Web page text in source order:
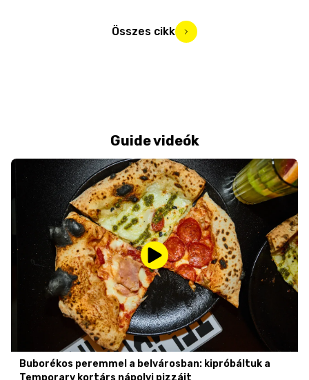
Összes cikk
Guide videók
Buborékos peremmel a belvárosban: kipróbáltuk a
Temporary kortárs nápolyi pizzáit